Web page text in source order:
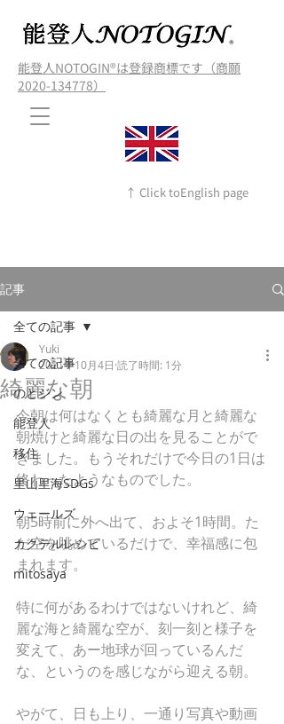
能登人NOTOGIN®️は登録商標です（商願
2020-134778）
↑ Click toEnglish page
記事
全ての記事
のとジン
能登人
移住
里山里海SDGs
ウェールズ
カクテルレシピ
mitosaya
全ての記事
綺麗な朝
Yuki
2021年10月4日 読了時間: 1分
今朝は何はなくとも綺麗な月と綺麗な
朝焼けと綺麗な日の出を見ることがで
きました。もうそれだけで今日の1日は
終わったようなものでした。
朝5時前に外へ出て、およそ1時間。た
だ空を眺めているだけで、幸福感に包
まれます。
特に何があるわけではないけれど、綺
麗な海と綺麗な空が、刻一刻と様子を
変えて、あー地球が回っているんだ
な、というのを感じながら迎える朝。
やがて、日も上り、一通り写真や動画